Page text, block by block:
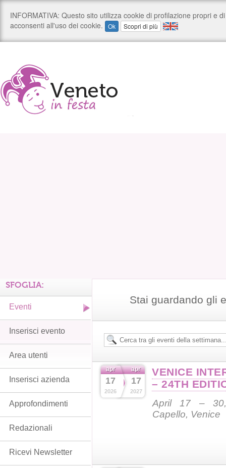
Stai guardando gli
apr
17
2026
apr
17
2027
VENICE
– 24TH
April 17 – 30,
Capello, Venice
SFOGLIA:
Eventi
Inserisci evento
Area utenti
Inserisci azienda
Approfondimenti
Redazionali
Ricevi Newsletter